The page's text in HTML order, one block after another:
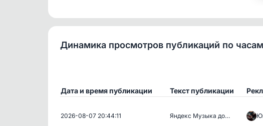
Динамика просмотров публикаций по часам
Дата и время публикации Текст публикации
2026-08-07 20:44:11 Яндекс Музыка до…